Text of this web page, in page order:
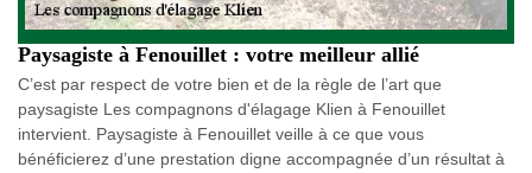
Paysagiste à Fenouillet : votre meilleur allié
C’est par respect de votre bien et de la règle de l’art que
paysagiste Les compagnons d'élagage Klien à Fenouillet
intervient. Paysagiste à Fenouillet veille à ce que vous
bénéficierez d’une prestation digne accompagnée d’un résultat à